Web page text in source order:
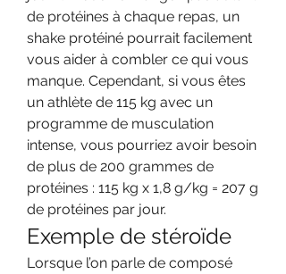
de protéines à chaque repas, un
shake protéiné pourrait facilement
vous aider à combler ce qui vous
manque. Cependant, si vous êtes
un athlète de 115 kg avec un
programme de musculation
intense, vous pourriez avoir besoin
de plus de 200 grammes de
protéines : 115 kg x 1,8 g/kg = 207 g
de protéines par jour.
Exemple de stéroïde
Lorsque l’on parle de composé